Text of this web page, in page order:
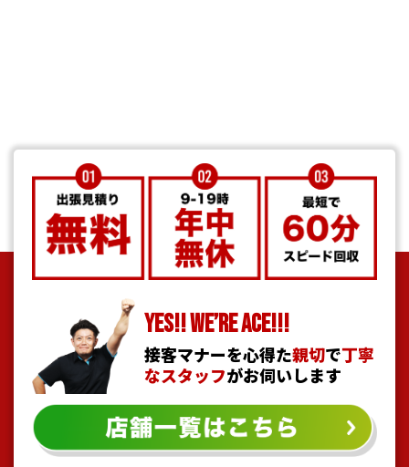
YES!! WE’RE ACE!!!
接客マナーを心得た親切で丁寧
なスタッフがお伺いします